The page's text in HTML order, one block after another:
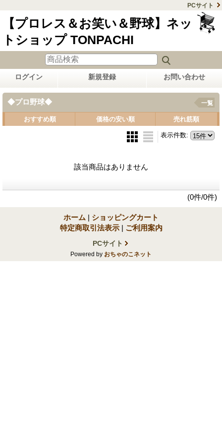
PCサイト
【プロレス＆お笑い＆野球】ネッ
トショップ TONPACHI
ログイン 新規登録 お問い合わせ
◆プロ野球◆ 一覧
おすすめ順 価格の安い順 売れ筋順
表示件数:
該当商品はありません
(0件/0件)
ホーム | ショッピングカート
特定商取引法表示 | ご利用案内
PCサイト
Powered by おちゃのこネット